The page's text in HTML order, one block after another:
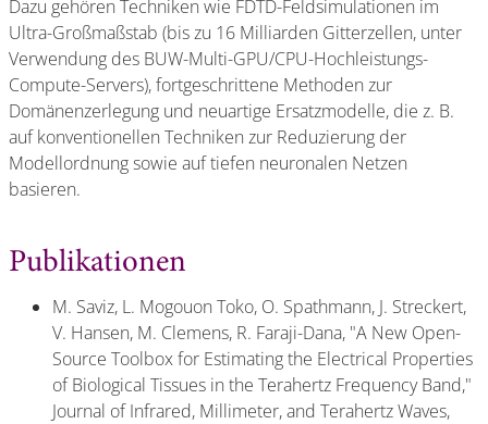
Dazu gehören Techniken wie FDTD-Feldsimulationen im
Ultra-Großmaßstab (bis zu 16 Milliarden Gitterzellen, unter
Verwendung des BUW-Multi-GPU/CPU-Hochleistungs-
Compute-Servers), fortgeschrittene Methoden zur
Domänenzerlegung und neuartige Ersatzmodelle, die z. B.
auf konventionellen Techniken zur Reduzierung der
Modellordnung sowie auf tiefen neuronalen Netzen
basieren.
Publikationen
M. Saviz, L. Mogouon Toko, O. Spathmann, J. Streckert,
V. Hansen, M. Clemens, R. Faraji-Dana, "A New Open-
Source Toolbox for Estimating the Electrical Properties
of Biological Tissues in the Terahertz Frequency Band,"
Journal of Infrared, Millimeter, and Terahertz Waves,